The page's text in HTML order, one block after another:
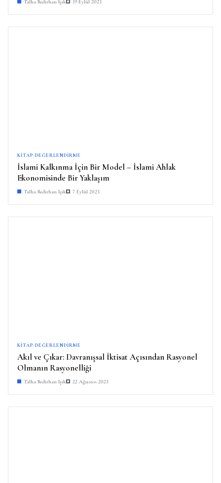
Talha Bedirhan Işık 19 Eylül 2023
KITAP-DEĞERLENDIRME
İslami Kalkınma İçin Bir Model – İslami Ahlak
Ekonomisinde Bir Yaklaşım
Talha Bedirhan Işık 7 Eylül 2023
KITAP-DEĞERLENDIRME
Akıl ve Çıkar: Davranışsal İktisat Açısından Rasyonel
Olmanın Rasyonelliği
Talha Bedirhan Işık 22 Ağustos 2023